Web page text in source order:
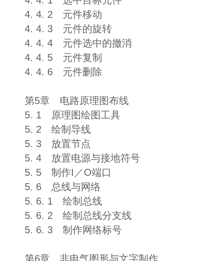
4. 4. 2 元件移动
4. 4. 3 元件的旋转
4. 4. 4 元件选中的撤消
4. 4. 5 元件复制
4. 4. 6 元件删除
第5章 电路原理图布线
5. 1 原理图绘图工具
5. 2 绘制导线
5. 3 放置节点
5. 4 放置电源与接地符号
5. 5 制作I／O端口
5. 6 总线与网络
5. 6. 1 绘制总线
5. 6. 2 绘制总线分支线
5. 6. 3 制作网络标号
第6章 非电气图形与文字制作